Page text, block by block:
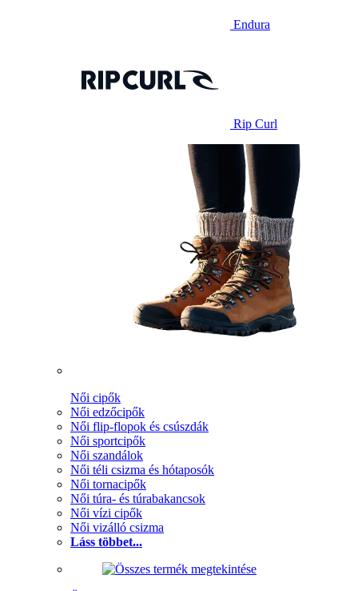
Endura
Rip Curl
Női cipők
Női edzőcipők
Női flip-flopok és csúszdák
Női sportcipők
Női szandálok
Női téli csizma és hótaposók
Női tornacipők
Női túra- és túrabakancsok
Női vízi cipők
Női vizálló csizma
Láss többet...